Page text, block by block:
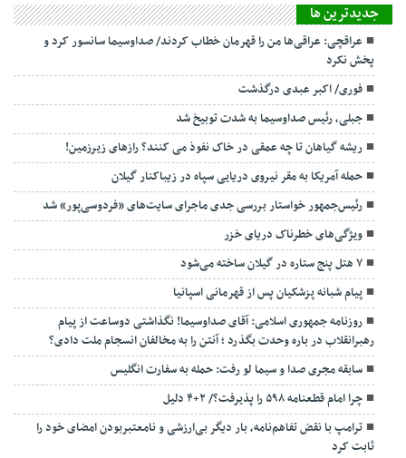
جديدترين ها
عراقچی: عراقی‌ها من را قهرمان خطاب کردند/ صداوسیما سانسور کرد و
پخش نکرد
فوری/ اکبر عبدی درگذشت
جبلی، رئیس صداوسیما به شدت توبیخ شد
ریشه گیاهان تا چه عمقی در خاک نفوذ می کنند؟ رازهای زیرزمین!
حمله آمریکا به مقر نیروی دریایی سپاه در زیباکنار گیلان
رئیس‌جمهور خواستار بررسی جدی ماجرای سایت‌های «فردوسی‌پور» شد
ویژگی‌های خطرناک دریای خزر
۷ هتل پنج ستاره در گیلان ساخته می‌شود
پیام شبانه پزشکیان پس از قهرمانی اسپانیا
روزنامه جمهوری اسلامی: آقای صداوسیما! نگذاشتی دوساعت از پیام
رهبرانقلاب در باره وحدت بگذرد ؛ آنتن را به مخالفان انسجام ملت دادی؟
سابقه مجری صدا و سیما لو رفت: حمله به سفارت انگلیس
چرا امام قطعنامه ۵۹۸ را پذیرفت؟/ ۲+۴ دلیل
ترامپ با نقض تفاهم‌نامه، بار دیگر بی‌ارزشی و نامعتبربودن امضای خود را
ثابت کرد